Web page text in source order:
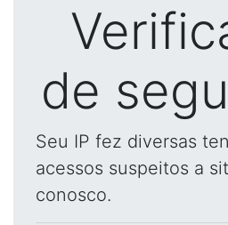
de
Seu IP fez diversas
acessos suspeitos a
conosco.